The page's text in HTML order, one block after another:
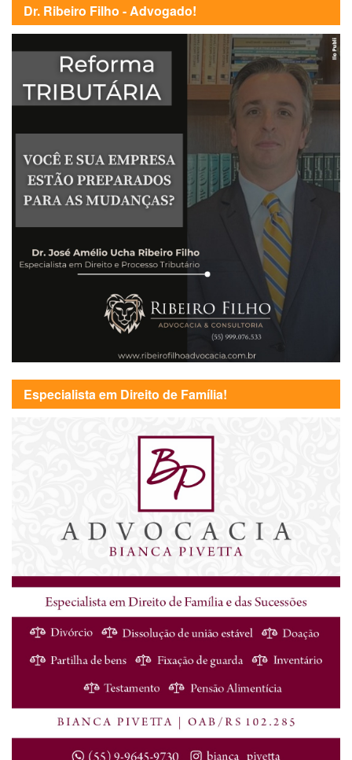
Dr. Ribeiro Filho - Advogado!
Especialista em Direito de Família!